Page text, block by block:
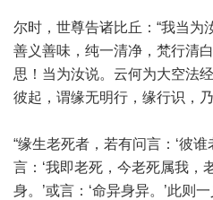
尔时，世尊告诸比丘：“我当为
善义善味，纯一清净，梵行清
思！当为汝说。云何为大空法
彼起，谓缘无明行，缘行识，
“缘生老死者，若有问言：‘彼
言：‘我即老死，今老死属我，
身。’或言：‘命异身异。’此则